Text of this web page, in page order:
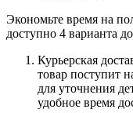
Экономьте время на
доступно 4 варианта
Курьерская
товар поступит
для уточнения
удобное время